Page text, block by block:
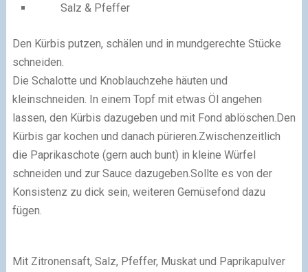
Salz & Pfeffer
Den Kürbis putzen, schälen und in mundgerechte Stücke
schneiden.
Die Schalotte und Knoblauchzehe häuten und
kleinschneiden. In einem Topf mit etwas Öl angehen
lassen, den Kürbis dazugeben und mit Fond ablöschen.Den
Kürbis gar kochen und danach pürieren.Zwischenzeitlich
die Paprikaschote (gern auch bunt) in kleine Würfel
schneiden und zur Sauce dazugeben.Sollte es von der
Konsistenz zu dick sein, weiteren Gemüsefond dazu
fügen.
Mit Zitronensaft, Salz, Pfeffer, Muskat und Paprikapulver